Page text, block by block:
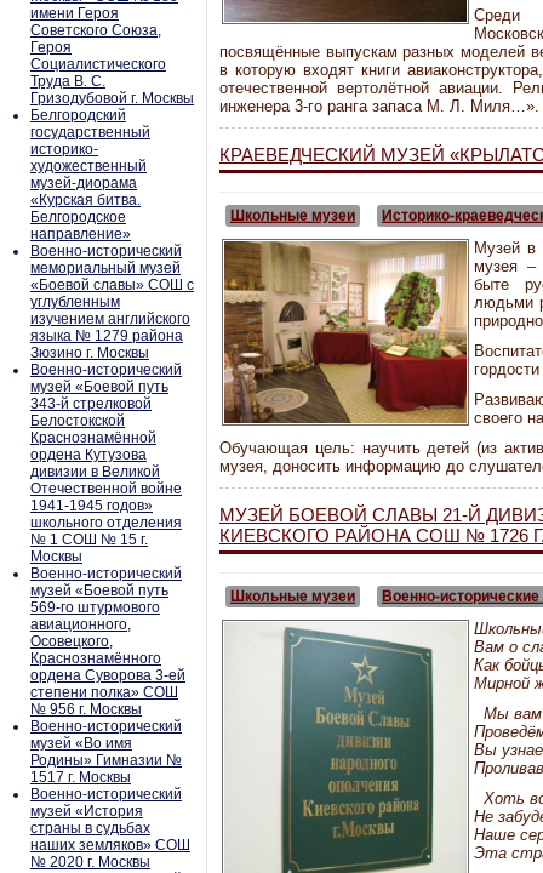
имени Героя
Советского Союза,
Героя
Социалистического
Труда В. С.
Гризодубовой г. Москвы
Белгородский
государственный
историко-
художественный
музей-диорама
«Курская битва.
Белгородское
направление»
Военно-исторический
мемориальный музей
«Боевой славы» СОШ с
углубленным
изучением английского
языка № 1279 района
Зюзино г. Москвы
Военно-исторический
музей «Боевой путь
343-й стрелковой
Белостокской
Краснознамённой
ордена Кутузова
дивизии в Великой
Отечественной войне
1941-1945 годов»
школьного отделения
№ 1 СОШ № 15 г.
Москвы
Военно-исторический
музей «Боевой путь
569-го штурмового
авиационного,
Осовецкого,
Краснознамённого
ордена Суворова 3-ей
степени полка» СОШ
№ 956 г. Москвы
Военно-исторический
музей «Во имя
Родины» Гимназии №
1517 г. Москвы
Военно-исторический
музей «История
страны в судьбах
наших земляков» СОШ
№ 2020 г. Москвы
Среди
посвящённые выпускам разных моделей
в которую входят книги
отечественной вертолётной авиации.
инженера 3-го ранга запаса М. Л. Миля…».
КРАЕВЕДЧЕСКИЙ МУЗЕЙ
Школьные музеи Историко-
Музей в
музея –
быте
людьми
своего
Обучающая цель: научить детей (из
музея, доносить информацию до
МУЗЕЙ БОЕВОЙ СЛАВЫ 21-Й
КИЕВСКОГО РАЙОНА СОШ № 1726
Школьные музеи Военно-
Вам о
Как
Мирной
Мы вам
Вы
Хоть
Не
Наше
Эта